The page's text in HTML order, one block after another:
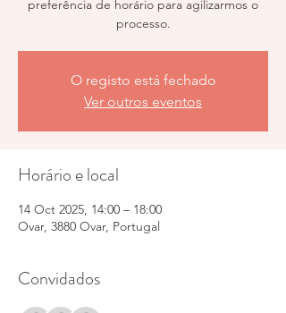
preferência de horário para agilizarmos o
processo.
O registo está fechado
Ver outros eventos
Horário e local
14 Oct 2025, 14:00 – 18:00
Ovar, 3880 Ovar, Portugal
Convidados